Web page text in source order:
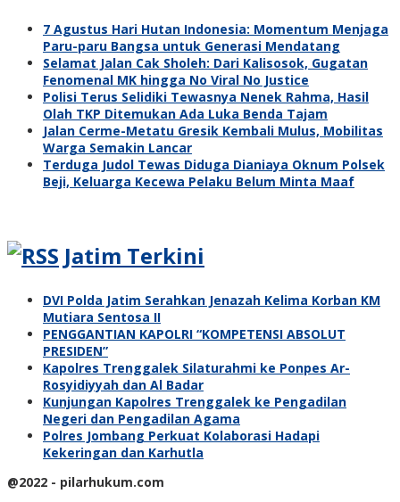
7 Agustus Hari Hutan Indonesia: Momentum Menjaga
Paru-paru Bangsa untuk Generasi Mendatang
Selamat Jalan Cak Sholeh: Dari Kalisosok, Gugatan
Fenomenal MK hingga No Viral No Justice
Polisi Terus Selidiki Tewasnya Nenek Rahma, Hasil
Olah TKP Ditemukan Ada Luka Benda Tajam
Jalan Cerme-Metatu Gresik Kembali Mulus, Mobilitas
Warga Semakin Lancar
Terduga Judol Tewas Diduga Dianiaya Oknum Polsek
Beji, Keluarga Kecewa Pelaku Belum Minta Maaf
Jatim Terkini
DVI Polda Jatim Serahkan Jenazah Kelima Korban KM
Mutiara Sentosa II
PENGGANTIAN KAPOLRI “KOMPETENSI ABSOLUT
PRESIDEN”
Kapolres Trenggalek Silaturahmi ke Ponpes Ar-
Rosyidiyyah dan Al Badar
Kunjungan Kapolres Trenggalek ke Pengadilan
Negeri dan Pengadilan Agama
Polres Jombang Perkuat Kolaborasi Hadapi
Kekeringan dan Karhutla
@2022 - pilarhukum.com